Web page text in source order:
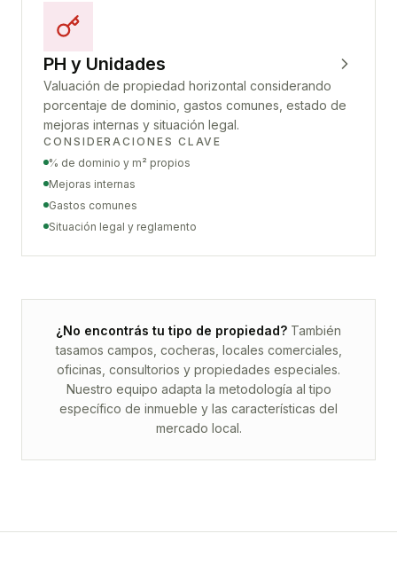
PH y Unidades
Valuación de propiedad horizontal considerando
porcentaje de dominio, gastos comunes, estado de
mejoras internas y situación legal.
CONSIDERACIONES CLAVE
% de dominio y m² propios
Mejoras internas
Gastos comunes
Situación legal y reglamento
¿No encontrás tu tipo de propiedad? También
tasamos campos, cocheras, locales comerciales,
oficinas, consultorios y propiedades especiales.
Nuestro equipo adapta la metodología al tipo
específico de inmueble y las características del
mercado local.